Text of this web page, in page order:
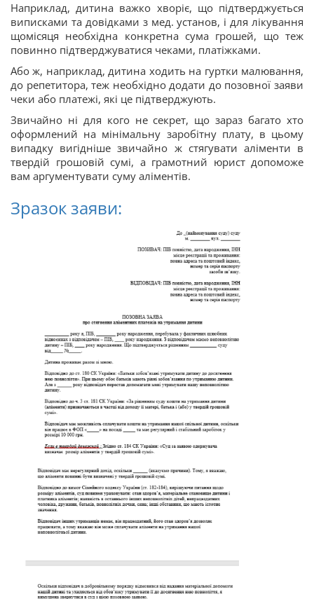
Наприклад, дитина важко хворіє, що підтверджується
виписками та довідками з мед. установ, і для лікування
щомісяця необхідна конкретна сума грошей, що теж
повинно підтверджуватися чеками, платіжками.
Або ж, наприклад, дитина ходить на гуртки малювання,
до репетитора, теж необхідно додати до позовної заяви
чеки або платежі, які це підтверджують.
Звичайно ні для кого не секрет, що зараз багато хто
оформлений на мінімальну заробітну плату, в цьому
випадку вигідніше звичайно ж стягувати аліменти в
твердій грошовій сумі, а грамотний юрист допоможе
вам аргументувати суму аліментів.
Зразок заяви: